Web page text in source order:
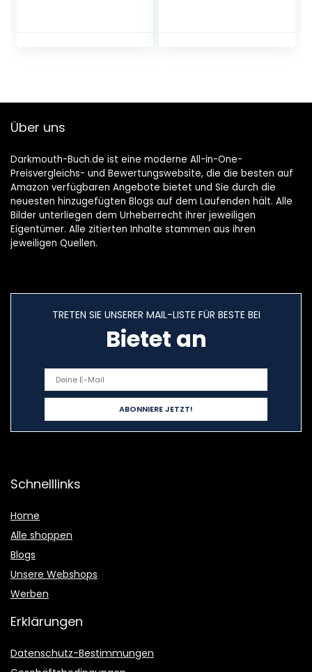
Über uns
Darkmouth-Buch.de ist eine moderne All-in-One-
Preisvergleichs- und Bewertungswebsite, die die besten auf
Amazon verfügbaren Angebote bietet und Sie durch die
neuesten hinzugefügten Blogs auf dem Laufenden hält. Alle
Bilder unterliegen dem Urheberrecht ihrer jeweiligen
Eigentümer. Alle zitierten Inhalte stammen aus ihren
jeweiligen Quellen.
TRETEN SIE UNSERER MAIL-LISTE FÜR BESTE BEI
Bietet an
Schnelllinks
Home
Alle shoppen
Blogs
Unsere Webshops
Werben
Erklärungen
Datenschutz-Bestimmungen